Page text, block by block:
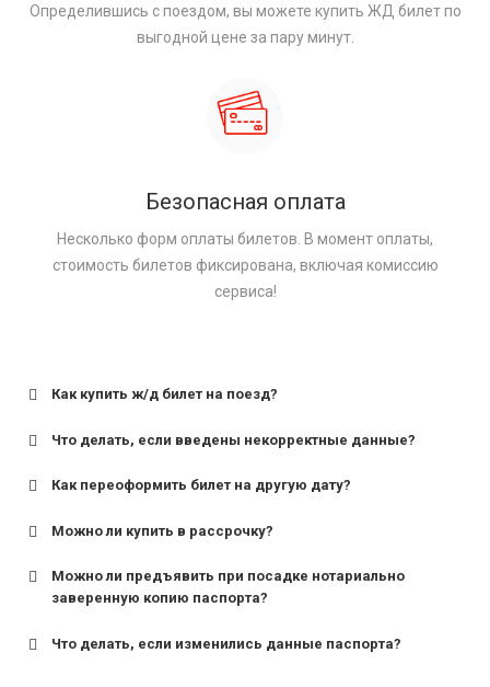
Определившись с поездом, вы можете купить ЖД билет по
выгодной цене за пару минут.
Безопасная оплата
Несколько форм оплаты билетов. В момент оплаты,
стоимость билетов фиксирована, включая комиссию
сервиса!
Как купить ж/д билет на поезд?
Что делать, если введены некорректные данные?
Как переоформить билет на другую дату?
Можно ли купить в рассрочку?
Можно ли предъявить при посадке нотариально
заверенную копию паспорта?
Что делать, если изменились данные паспорта?